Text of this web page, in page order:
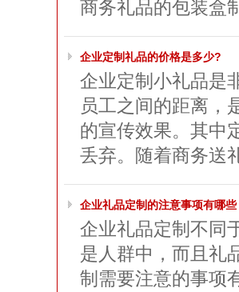
商务礼品的包装盒
企业定制礼品的价格是多少?
企业定制小礼品是
员工之间的距离，
的宣传效果。其中
丢弃。随着商务送
企业礼品定制的注意事项有哪些
企业礼品定制不同
是人群中，而且礼
制需要注意的事项